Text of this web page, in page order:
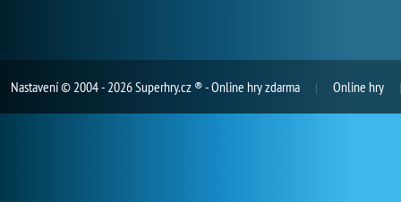
Nastavení© 2004 - 2026 Superhry.cz ® - Online hry zdarma Online hry